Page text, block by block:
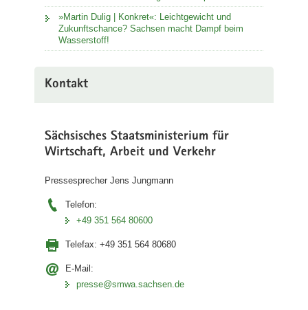
»Martin Dulig | Konkret«: Leichtgewicht und
Zukunftschance? Sachsen macht Dampf beim
Wasserstoff!
Kontakt
Sächsisches Staatsministerium für
Wirtschaft, Arbeit und Verkehr
Pressesprecher Jens Jungmann
Telefon:
+49 351 564 80600
Telefax: +49 351 564 80680
E-Mail:
presse@smwa.sachsen.de